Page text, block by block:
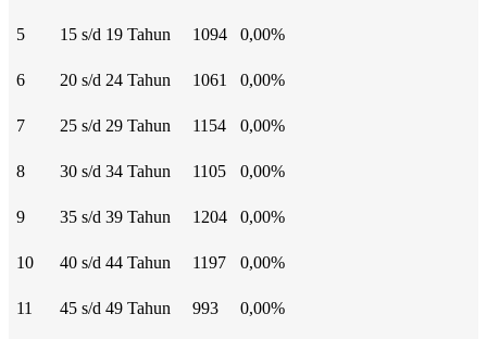
5 15 s/d 19 Tahun 1094 0,00%
6 20 s/d 24 Tahun 1061 0,00%
7 25 s/d 29 Tahun 1154 0,00%
8 30 s/d 34 Tahun 1105 0,00%
9 35 s/d 39 Tahun 1204 0,00%
10 40 s/d 44 Tahun 1197 0,00%
11 45 s/d 49 Tahun 993 0,00%